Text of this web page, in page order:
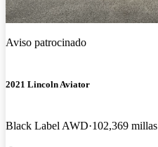
Aviso patrocinado
2021 Lincoln Aviator
Black Label AWD 102,369 millas